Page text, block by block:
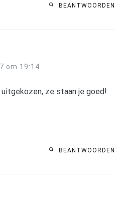
BEANTWOORDEN
om 19:14
ze staan je goed!
BEANTWOORDEN